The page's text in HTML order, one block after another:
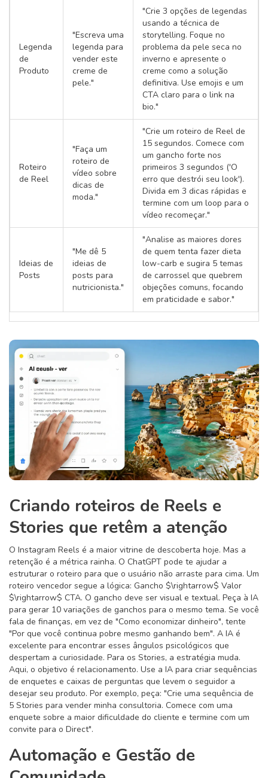
Legenda
de
Produto
"Escreva uma
legenda para
vender este
creme de
pele."
"Crie 3 opções de legendas
usando a técnica de
storytelling. Foque no
problema da pele seca no
inverno e apresente o
creme como a solução
definitiva. Use emojis e um
CTA claro para o link na
bio."
Roteiro
de Reel
"Faça um
roteiro de
vídeo sobre
dicas de
moda."
"Crie um roteiro de Reel de
15 segundos. Comece com
um gancho forte nos
primeiros 3 segundos ('O
erro que destrói seu look').
Divida em 3 dicas rápidas e
termine com um loop para o
vídeo recomeçar."
Ideias de
Posts
"Me dê 5
ideias de
posts para
nutricionista."
"Analise as maiores dores
de quem tenta fazer dieta
low-carb e sugira 5 temas
de carrossel que quebrem
objeções comuns, focando
em praticidade e sabor."
Criando roteiros de Reels e
Stories que retêm a atenção
O Instagram Reels é a maior vitrine de descoberta hoje. Mas a
retenção é a métrica rainha. O ChatGPT pode te ajudar a
estruturar o roteiro para que o usuário não arraste para cima. Um
roteiro vencedor segue a lógica: Gancho $\rightarrow$ Valor
$\rightarrow$ CTA. O gancho deve ser visual e textual. Peça à IA
para gerar 10 variações de ganchos para o mesmo tema. Se você
fala de finanças, em vez de "Como economizar dinheiro", tente
"Por que você continua pobre mesmo ganhando bem". A IA é
excelente para encontrar esses ângulos psicológicos que
despertam a curiosidade. Para os Stories, a estratégia muda.
Aqui, o objetivo é relacionamento. Use a IA para criar sequências
de enquetes e caixas de perguntas que levem o seguidor a
desejar seu produto. Por exemplo, peça: "Crie uma sequência de
5 Stories para vender minha consultoria. Comece com uma
enquete sobre a maior dificuldade do cliente e termine com um
convite para o Direct".
Automação e Gestão de